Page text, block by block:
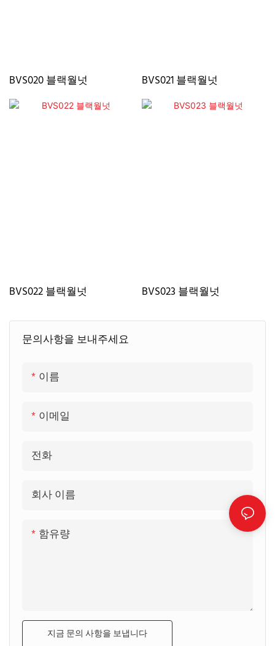
문의사항을 보내주세요
이름
이메일
전화
회사 이름
함유량
지금 문의 사항을 보냅니다
BVS020 블랙월넛 BVS021 블랙월넛
BVS022 블랙월넛 BVS023 블랙월넛